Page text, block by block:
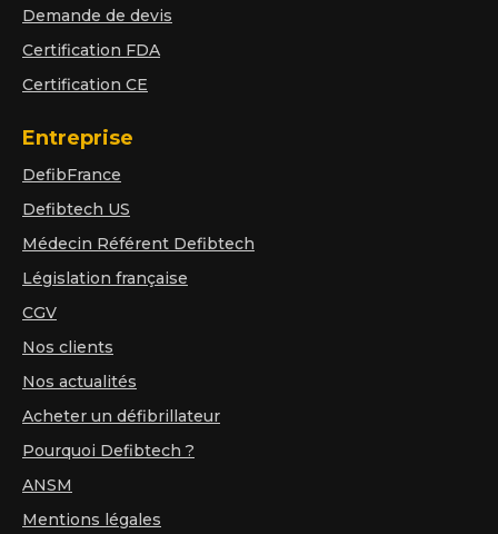
Demande de devis
Certification FDA
Certification CE
Entreprise
DefibFrance
Defibtech US
Médecin Référent Defibtech
Législation française
CGV
Nos clients
Nos actualités
Acheter un défibrillateur
Pourquoi Defibtech ?
ANSM
Mentions légales